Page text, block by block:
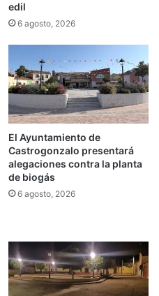
edil
6 agosto, 2026
El Ayuntamiento de
Castrogonzalo presentará
alegaciones contra la planta
de biogás
6 agosto, 2026